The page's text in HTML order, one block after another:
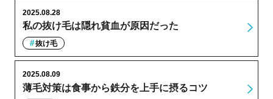
私の抜け毛は隠れ貧血が原因だった
2025.08.28
抜け毛
薄毛対策は食事から鉄分を上手に摂るコツ
2025.08.09